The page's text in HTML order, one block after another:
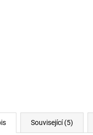
Související (5)